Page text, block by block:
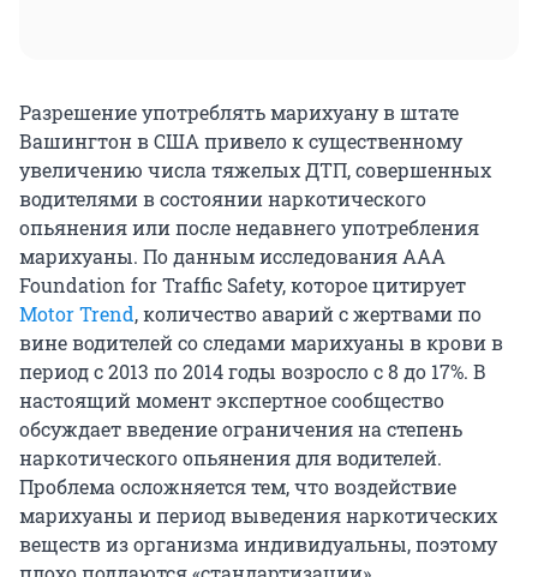
Разрешение употреблять марихуану в штате
Вашингтон в США привело к существенному
увеличению числа тяжелых ДТП, совершенных
водителями в состоянии наркотического
опьянения или после недавнего употребления
марихуаны. По данным исследования AAA
Foundation for Traffic Safety, которое цитирует
Motor Trend, количество аварий с жертвами по
вине водителей со следами марихуаны в крови в
период с 2013 по 2014 годы возросло с 8 до 17%. В
настоящий момент экспертное сообщество
обсуждает введение ограничения на степень
наркотического опьянения для водителей.
Проблема осложняется тем, что воздействие
марихуаны и период выведения наркотических
веществ из организма индивидуальны, поэтому